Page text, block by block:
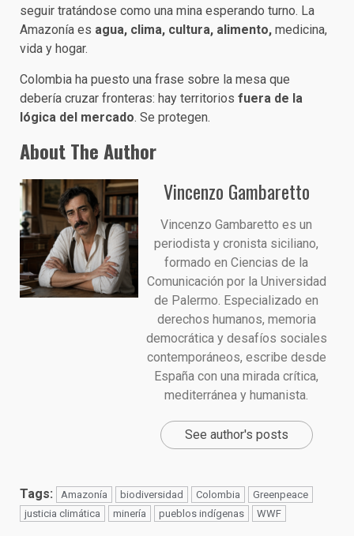
seguir tratándose como una mina esperando turno. La
Amazonía es agua, clima, cultura, alimento, medicina,
vida y hogar.
Colombia ha puesto una frase sobre la mesa que
debería cruzar fronteras: hay territorios fuera de la
lógica del mercado. Se protegen.
About The Author
Vincenzo Gambaretto
Vincenzo Gambaretto es un
periodista y cronista siciliano,
formado en Ciencias de la
Comunicación por la Universidad
de Palermo. Especializado en
derechos humanos, memoria
democrática y desafíos sociales
contemporáneos, escribe desde
España con una mirada crítica,
mediterránea y humanista.
See author's posts
Tags: Amazonía biodiversidad Colombia
Greenpeace
justicia climática
minería pueblos indígenas WWF